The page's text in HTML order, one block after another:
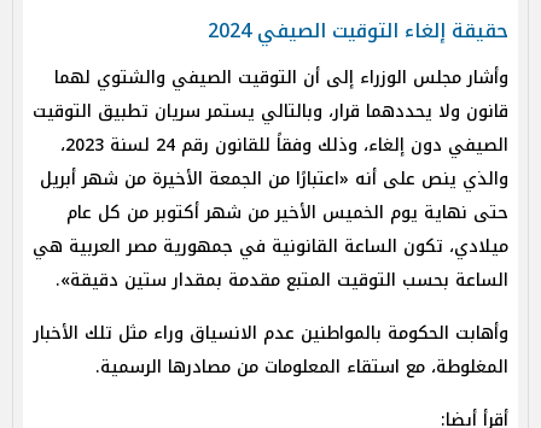
حقيقة إلغاء التوقيت الصيفي 2024
وأشار مجلس الوزراء إلى أن التوقيت الصيفي والشتوي لهما
قانون ولا يحددهما قرار، وبالتالي يستمر سريان تطبيق التوقيت
الصيفي دون إلغاء، وذلك وفقاً للقانون رقم 24 لسنة 2023،
والذي ينص على أنه «اعتبارًا من الجمعة الأخيرة من شهر أبريل
حتى نهاية يوم الخميس الأخير من شهر أكتوبر من كل عام
ميلادي، تكون الساعة القانونية في جمهورية مصر العربية هي
الساعة بحسب التوقيت المتبع مقدمة بمقدار ستين دقيقة».
وأهابت الحكومة بالمواطنين عدم الانسياق وراء مثل تلك الأخبار
المغلوطة، مع استقاء المعلومات من مصادرها الرسمية.
أقرأ أيضا: